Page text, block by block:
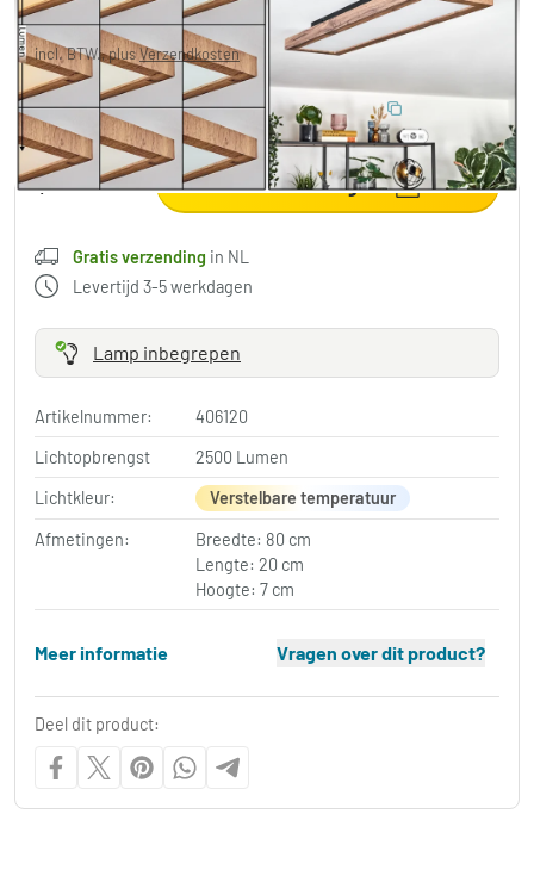
Je redt€ 26,00 Adviesprijs: € 129,99
incl. BTW., plusVerzendkosten,Gratis verzending
10% BESPAREN : Code: LIGHT
in winkelwagen
Gratis verzending in NL
Levertijd 3-5 werkdagen
Lamp inbegrepen
Artikelnummer:
406120
Lichtopbrengst
2500 Lumen
Lichtkleur:
Verstelbare temperatuur
Afmetingen:
Breedte: 80 cm
Lengte: 20 cm
Hoogte: 7 cm
Meer informatie Vragen over dit product?
Deel dit product: